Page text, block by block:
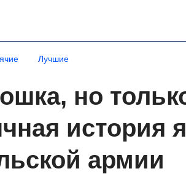
Лучшие
но
история
армии